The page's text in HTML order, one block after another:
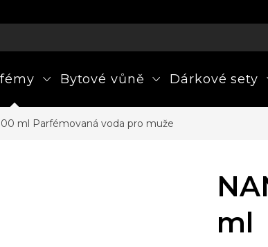
Bytové vůně Dárkové sety
ml Parfémovaná voda pro muže
ml